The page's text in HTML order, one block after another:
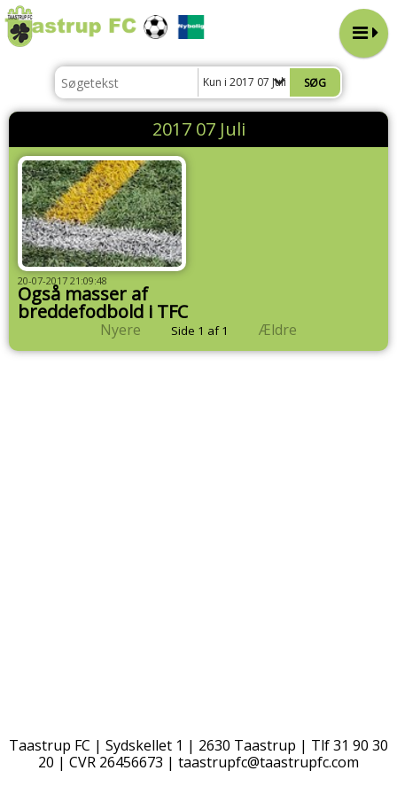
Kun i 2017 07 Juli
2017 07 Juli
20-07-2017 21:09:48
Også masser af
breddefodbold i TFC
Nyere Side 1 af 1 Ældre
Taastrup FC | Sydskellet 1 | 2630 Taastrup | Tlf 31 90 30
20 | CVR 26456673 | taastrupfc@taastrupfc.com